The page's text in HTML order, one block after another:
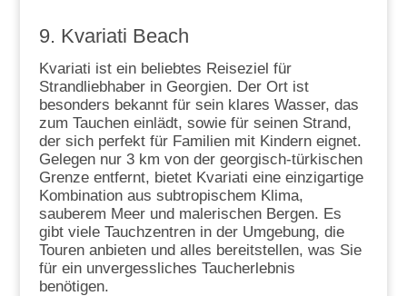
9. Kvariati Beach
Kvariati ist ein beliebtes Reiseziel für
Strandliebhaber in Georgien. Der Ort ist
besonders bekannt für sein klares Wasser, das
zum Tauchen einlädt, sowie für seinen Strand,
der sich perfekt für Familien mit Kindern eignet.
Gelegen nur 3 km von der georgisch-türkischen
Grenze entfernt, bietet Kvariati eine einzigartige
Kombination aus subtropischem Klima,
sauberem Meer und malerischen Bergen. Es
gibt viele Tauchzentren in der Umgebung, die
Touren anbieten und alles bereitstellen, was Sie
für ein unvergessliches Taucherlebnis
benötigen.